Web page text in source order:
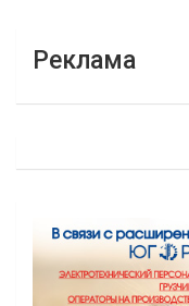
Реклама